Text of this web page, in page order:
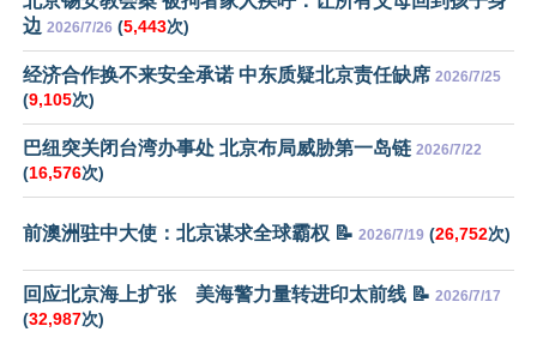
边 2026/7/26 (5,443次)
经济合作换不来安全承诺 中东质疑北京责任缺席 2026/7/25
(9,105次)
巴纽突关闭台湾办事处 北京布局威胁第一岛链 2026/7/22
(16,576次)
前澳洲驻中大使：北京谋求全球霸权 📝 2026/7/19 (26,752次)
回应北京海上扩张 美海警力量转进印太前线 📝 2026/7/17
(32,987次)